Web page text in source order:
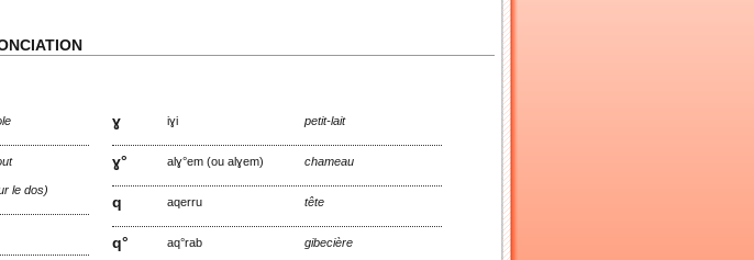
le dos)
ɣ petit-lait
iɣi
ɣ° chameau
alɣ°em (ou alɣem)
q tête
aqerru
q° gibecière
aq°rab